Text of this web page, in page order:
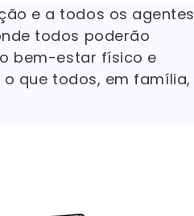
e a todos os agentes
todos poderão
bem-estar físico e
que todos, em família,